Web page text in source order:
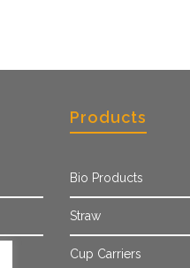
Products
Bio Products
Straw
Cup Carriers